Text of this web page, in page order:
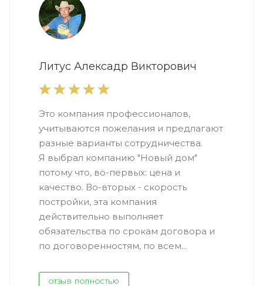
Литус Алексадр Викторович
Это компания профессионалов,
учитываются пожелания и предлагают
разные варианты сотрудничества.
Я выбрал компанию "Новый дом"
потому что, во-первых: цена и
качество. Во-вторых - скорость
постройки, эта компания
действительно выполняет
обязательства по срокам договора и
по договоренностям, по всем...
ОТЗЫВ ПОЛНОСТЬЮ